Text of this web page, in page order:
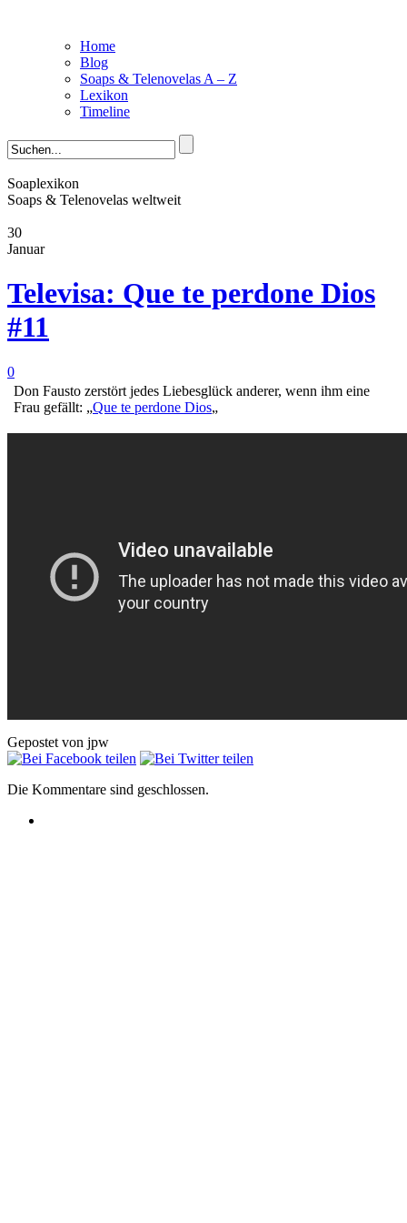
Home
Blog
Soaps & Telenovelas A – Z
Lexikon
Timeline
Soaplexikon
Soaps & Telenovelas weltweit
30
Januar
Televisa: Que te perdone Dios
#11
0
Don Fausto zerstört jedes Liebesglück anderer, wenn ihm eine
Frau gefällt: „Que te perdone Dios„
Gepostet von jpw
Die Kommentare sind geschlossen.